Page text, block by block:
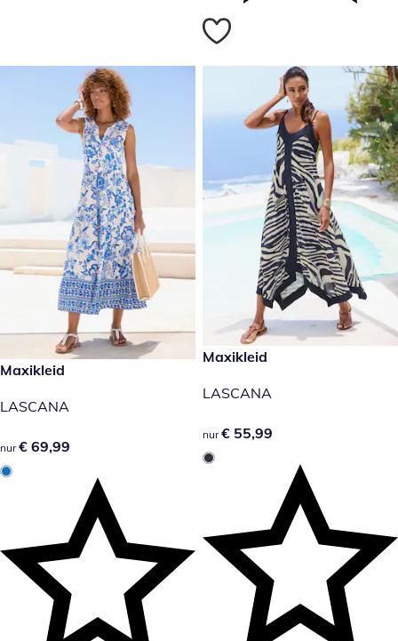
€ 69,99
Maxikleid
LASCANA
€ 69,99
nur € 69,99
€ 55,99
Maxikleid
LASCANA
€ 55,99
nur € 55,99